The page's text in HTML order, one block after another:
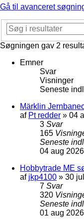
Gå til avanceret
Søgningen gav 2
Emner
Svar
Visninger
Seneste
Märklin
af Pt redder » 04
3 Svar
165
Seneste
04 aug
Hobbytrade ME
af jkp4100 » 30
7 Svar
320
Seneste
01 aug